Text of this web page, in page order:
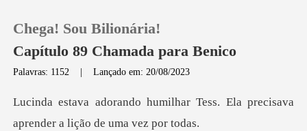
0
Chega! Sou Bilionária!
Capítulo 89 Chamada para Benico
Palavras: 1152 |Lançado em: 20/08/2023
ar Tess. Ela precisava
aprende